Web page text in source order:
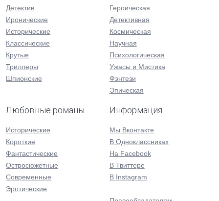
Детектив
Иронические
Исторические
Классические
Крутые
Триллеры
Шпионские
Героическая
Детективная
Космическая
Научная
Психологическая
Ужасы и Мистика
Фэнтези
Эпическая
Любовные романы
Исторические
Короткие
Фантастические
Остросюжетные
Современные
Эротические
Информация
Мы Вконтакте
В Одноклассниках
На Facebook
В Твиттере
В Instagram